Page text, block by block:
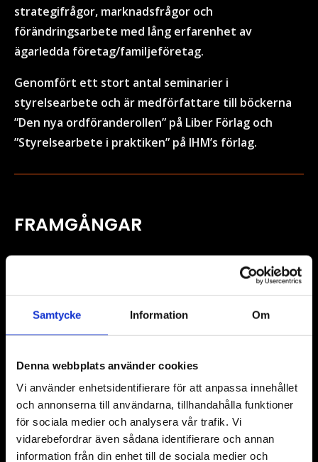
Samtycke Information Om
Denna webbplats använder cookies
Vi använder enhetsidentifierare för att anpassa innehållet
och annonserna till användarna, tillhandahålla funktioner
för sociala medier och analysera vår trafik. Vi
vidarebefordrar även sådana identifierare och annan
information från din enhet till de sociala medier och
strategifrågor, marknadsfrågor och
förändringsarbete med lång erfarenhet av
ägarledda företag/familjeföretag.
Genomfört ett stort antal seminarier i
styrelsearbete och är medförfattare till böckerna
”Den nya ordföranderollen” på Liber Förlag och
”Styrelsearbete i praktiken” på IHM’s förlag.
FRAMGÅNGAR
2023 – vilket år! Vi har haft äran att bistå vid
renovering av Tingstadstunneln, fortsatta arbeten
på Älvsborgsbron, anlitat extern
Tagit emot utmärkelsen ”Branschvinnare 2023”
Betygsatta till 4,5 av 5 på Recooch erhållit därifrån
”Rekommenderat företag”.